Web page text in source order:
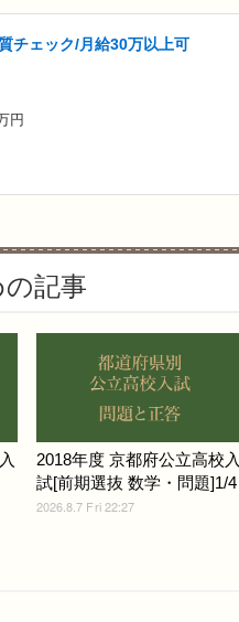
チェック/月給30万以上可
円
記事
2018年度 京都府公立高校入
試[前期選抜 数学・問題]1/4
2026.8.7 Fri 22:27